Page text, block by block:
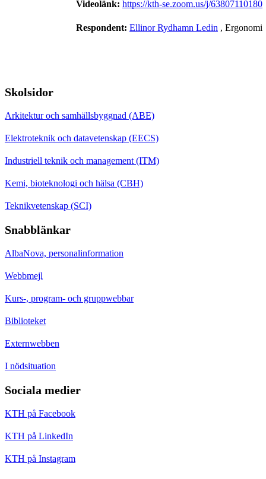
Videolänk: https://kth-se.zoom.us/j/63807110180
Respondent: Ellinor Rydhamn Ledin , Ergonomi
Skolsidor
Arkitektur och samhällsbyggnad (ABE)
Elektroteknik och datavetenskap (EECS)
Industriell teknik och management (ITM)
Kemi, bioteknologi och hälsa (CBH)
Teknikvetenskap (SCI)
Snabblänkar
AlbaNova, personalinformation
Webbmejl
Kurs-, program- och gruppwebbar
Biblioteket
Externwebben
I nödsituation
Sociala medier
KTH på Facebook
KTH på LinkedIn
KTH på Instagram